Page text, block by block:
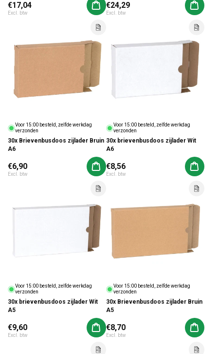
Normale prijs
€17,04
Excl. btw
Aan winkelwagen toevoegen
Normale prijs
€24,29
Excl. btw
Aan
Voor 15:00 besteld, zelfde werkdag
verzonden
30x Brievenbusdoos zijlader Bruin
A6
Normale prijs
€6,90
Excl. btw
Aan winkelwagen toevoegen
Voor 15:00 besteld, zelfde werkdag
verzonden
30x brievenbusdoos zijlader Wit
A6
Normale prijs
€8,56
Excl. btw
Aan
Voor 15:00 besteld, zelfde werkdag
verzonden
30x brievenbusdoos zijlader Wit
A5
Normale prijs
€9,60
Excl. btw
Aan winkelwagen toevoegen
Voor 15:00 besteld, zelfde werkdag
verzonden
30x Brievenbusdoos zijlader Bruin
A5
Normale prijs
€8,70
Excl. btw
Aan